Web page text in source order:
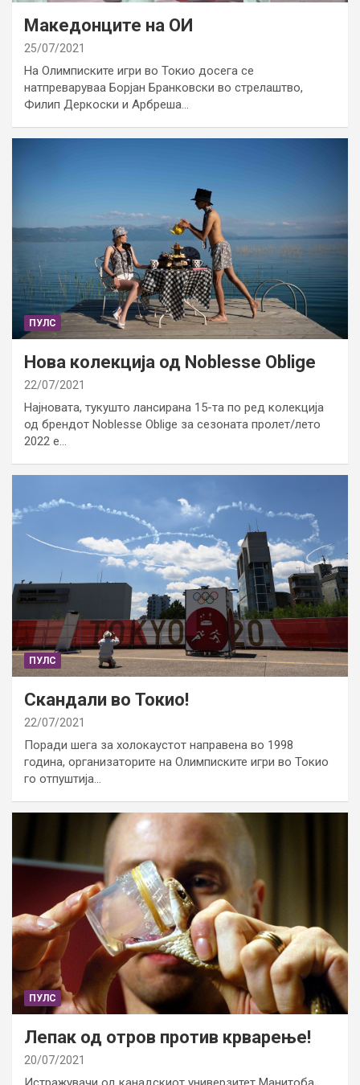
Македонците на ОИ
25/07/2021
На Олимписките игри во Токио досега се
натпреваруваа Борјан Бранковски во стрелаштво,
Филип Деркоски и Арбреша…
ПУЛС
Нова колекција од Noblesse Oblige
22/07/2021
Најновата, тукушто лансирана 15-та по ред колекција
од брендот Noblesse Oblige за сезоната пролет/лето
2022 е…
ПУЛС
Скандали во Токио!
22/07/2021
Поради шега за холокаустот направена во 1998
година, организаторите на Олимписките игри во Токио
го отпуштија…
ПУЛС
Лепак од отров против крварење!
20/07/2021